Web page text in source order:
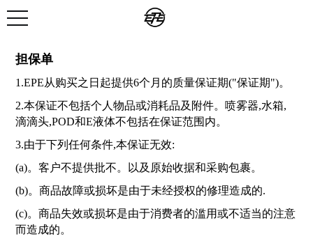
担保单
1.EPE从购买之日起提供6个月的质量保证期("保证期")。
2.本保证不包括个人物品或消耗品及附件。喷雾器,水箱,
滴滴头,POD和E液体不包括在保证范围内。
3.由于下列任何条件,本保证无效:
(a)。客户不提供批不。以及原始收据和采购包裹。
(b)。商品故障或损坏是由于未经授权的修理造成的.
(c)。商品失效或损坏是由于消费者的滥用或不适当的注意
而造成的。